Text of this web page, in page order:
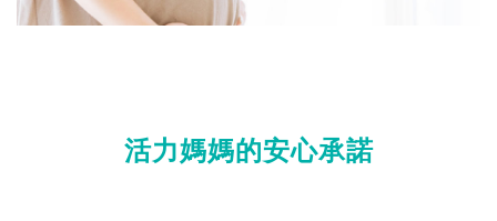
活力媽媽的安心承諾